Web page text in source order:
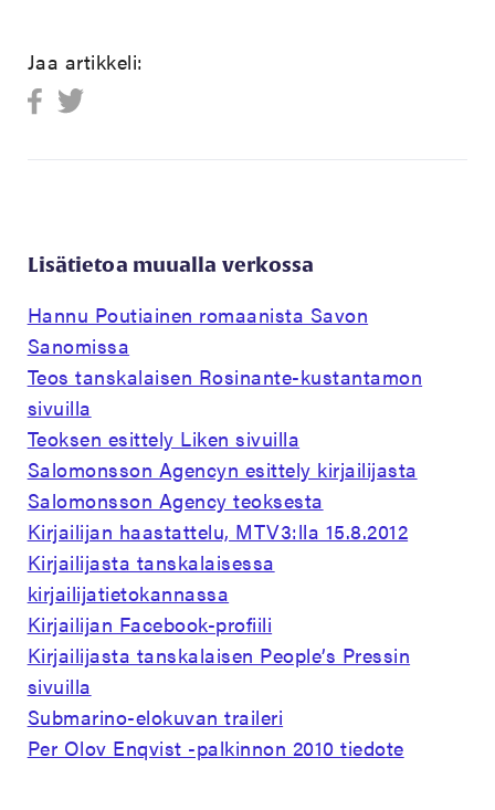
Jaa artikkeli:
Lisätietoa muualla verkossa
Hannu Poutiainen romaanista Savon
Sanomissa
Teos tanskalaisen Rosinante-kustantamon
sivuilla
Teoksen esittely Liken sivuilla
Salomonsson Agencyn esittely kirjailijasta
Salomonsson Agency teoksesta
Kirjailijan haastattelu, MTV3:lla 15.8.2012
Kirjailijasta tanskalaisessa
kirjailijatietokannassa
Kirjailijan Facebook-profiili
Kirjailijasta tanskalaisen People’s Pressin
sivuilla
Submarino-elokuvan traileri
Per Olov Enqvist -palkinnon 2010 tiedote